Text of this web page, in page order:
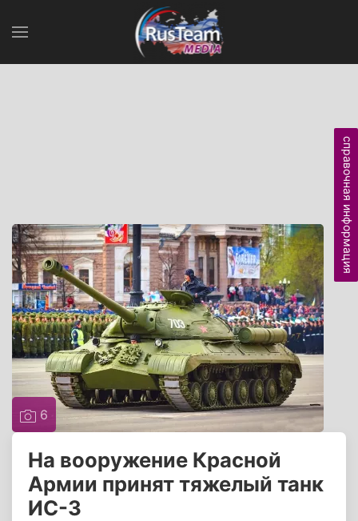
6
На вооружение Красной
Армии принят тяжелый танк
ИС-3
справочная информация